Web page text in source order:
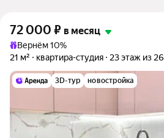
72 000 ₽ в месяц
Вернём 10%
21 м²
квартира-студия 23 этаж из 26
3D-тур новостройка